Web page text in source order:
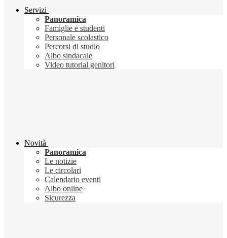
Servizi
Panoramica
Famiglie e studenti
Personale scolastico
Percorsi di studio
Albo sindacale
Video tutorial genitori
Novità
Panoramica
Le notizie
Le circolari
Calendario eventi
Albo online
Sicurezza